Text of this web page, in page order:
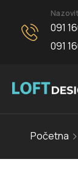
091
091
Početna